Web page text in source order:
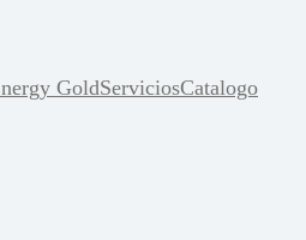
GoldServiciosCatalogo